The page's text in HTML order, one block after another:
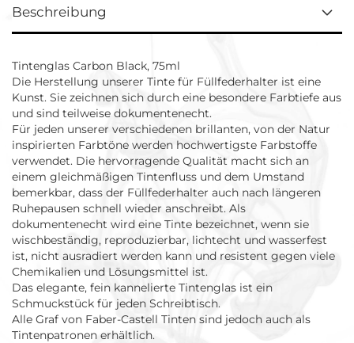
Beschreibung
Tintenglas Carbon Black, 75ml
Die Herstellung unserer Tinte für Füllfederhalter ist eine
Kunst. Sie zeichnen sich durch eine besondere Farbtiefe aus
und sind teilweise dokumentenecht.
Für jeden unserer verschiedenen brillanten, von der Natur
inspirierten Farbtöne werden hochwertigste Farbstoffe
verwendet. Die hervorragende Qualität macht sich an
einem gleichmäßigen Tintenfluss und dem Umstand
bemerkbar, dass der Füllfederhalter auch nach längeren
Ruhepausen schnell wieder anschreibt. Als
dokumentenecht wird eine Tinte bezeichnet, wenn sie
wischbeständig, reproduzierbar, lichtecht und wasserfest
ist, nicht ausradiert werden kann und resistent gegen viele
Chemikalien und Lösungsmittel ist.
Das elegante, fein kannelierte Tintenglas ist ein
Schmuckstück für jeden Schreibtisch.
Alle Graf von Faber-Castell Tinten sind jedoch auch als
Tintenpatronen erhältlich.